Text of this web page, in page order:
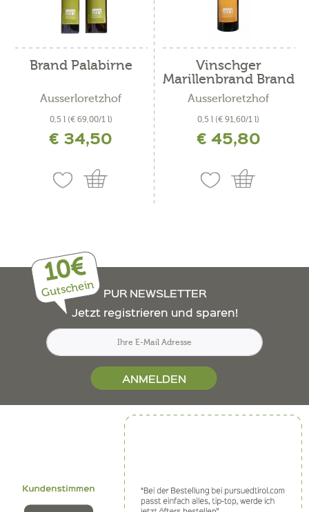
Brand Palabirne
Ausserloretzhof
0,5 l (€ 69,00/1 l)
€ 34,50
Vinschger
Marillenbrand Brand
Ausserloretzhof
0,5 l (€ 91,60/1 l)
€ 45,80
10€
Gutschein
PUR NEWSLETTER
Jetzt registrieren und sparen!
ANMELDEN